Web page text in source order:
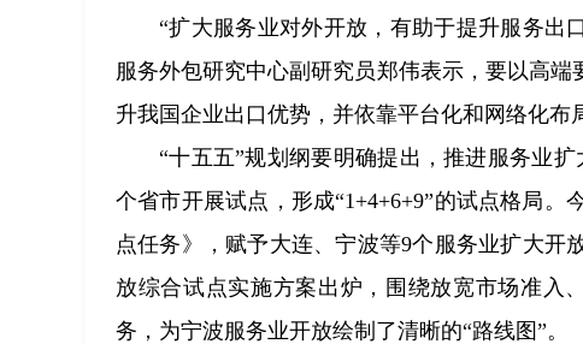
“扩大服务业对外开放，有助于提升服务出
服务外包研究中心副研究员郑伟表示，要以高
升我国企业出口优势，并依靠平台化和网络化布
“十五五”规划纲要明确提出，推进服务业
个省市开展试点，形成“1+4+6+9”的试点格局
点任务》，赋予大连、宁波等9个服务业扩大开
放综合试点实施方案出炉，围绕放宽市场准入
务，为宁波服务业开放绘制了清晰的“路线图”。